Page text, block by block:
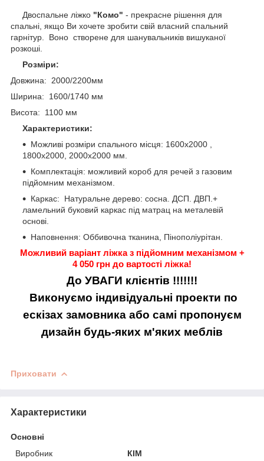
Двоспальне ліжко "Комо" - прекрасне рішення для
спальні, якщо Ви хочете зробити свій власний спальний
гарнітур. Воно створене для шанувальників вишуканої
розкоші.
Розміри:
Довжина: 2000/2200мм
Ширина: 1600/1740 мм
Висота: 1100 мм
Характеристики:
Можливі розміри спального місця: 1600х2000 ,
1800х2000, 2000х2000 мм.
Комплектація: можливий короб для речей з газовим
підйомним механізмом.
Каркас: Натуральне дерево: сосна. ДСП. ДВП.+
ламельний буковий каркас під матрац на металевій
основі.
Наповнення: Оббивочна тканина, Пінополіурітан.
Можливий варіант ліжка з підйомним механізмом +
4 050 грн до вартості ліжка!
До УВАГИ клієнтів !!!!!!!
Виконуємо індивідуальні проекти по
ескізах замовника або самі пропонуєм
дизайн будь-яких м'яких меблів
Приховати
Характеристики
Основні
Виробник
КІМ